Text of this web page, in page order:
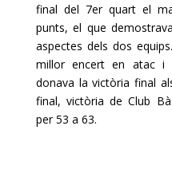
final del 7er quart el
punts, el que
aspectes dels dos
millor encert en atac i
donava la victòria final
final, victòria de Club
per 53 a 63.